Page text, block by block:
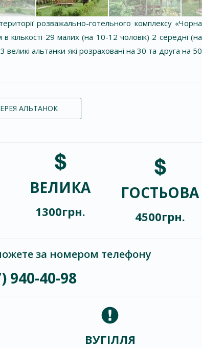
розважально-готельного комплексу «Чорна
кількості 29 малих (на 10-12 чоловік) 2 середні (на
альтанки які розраховані на 30 та друга на 50
АЛЬТАНОК
ВЕЛИКА
1300грн.
ГОСТЬОВА
4500грн.
за номером телефону
940-40-98
ВУГІЛЛЯ